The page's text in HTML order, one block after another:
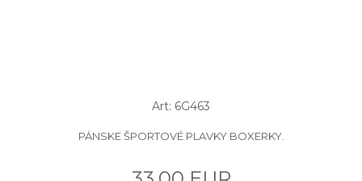
Art: 6G463
PÁNSKE ŠPORTOVÉ PLAVKY BOXERKY.